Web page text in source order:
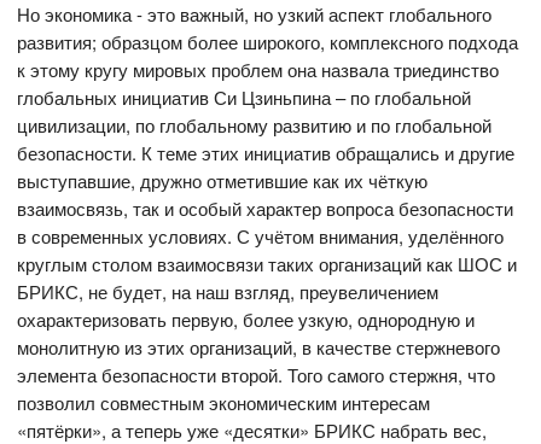
Но экономика - это важный, но узкий аспект глобального
развития; образцом более широкого, комплексного подхода
к этому кругу мировых проблем она назвала триединство
глобальных инициатив Си Цзиньпина – по глобальной
цивилизации, по глобальному развитию и по глобальной
безопасности. К теме этих инициатив обращались и другие
выступавшие, дружно отметившие как их чёткую
взаимосвязь, так и особый характер вопроса безопасности
в современных условиях. С учётом внимания, уделённого
круглым столом взаимосвязи таких организаций как ШОС и
БРИКС, не будет, на наш взгляд, преувеличением
охарактеризовать первую, более узкую, однородную и
монолитную из этих организаций, в качестве стержневого
элемента безопасности второй. Того самого стержня, что
позволил совместным экономическим интересам
«пятёрки», а теперь уже «десятки» БРИКС набрать вес,